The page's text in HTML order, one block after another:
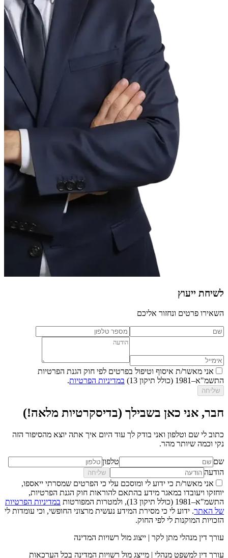
לשיחת ייעוץ
השאירו פרטים ונחזור אליכם
אני מאשר/ת איסוף וטיפול בפרטים לפי חוק הגנת הפרטיות
התשמ"א–1981 (כולל תיקון 13)
במדיניות הפרטיות.
שליחה
חבר, אני כאן בשבילך (בדיסקרטיות מלאה!)
כתוב לי שם וטלפון ואני בודק לך עוד היום איך אתה יוצא מהסיפור הזה
נקי וכמה שיותר מהר.
שם
טלפון
הודעה
שליחה
אני מאשר/ת כי ידוע לי ומוסכם עלי כי הפרטים שמסרתי ייאספו,
יוחזקו ויעובדו במאגר מידע בהתאם להוראות חוק הגנת הפרטיות,
התשמ"א–1981 (כולל תיקון 13), ולמטרות המפורטות
במדיניות הפרטיות
של האתר. ידוע לי כי מסירת המידע נעשית מרצוני החופשי, וכי עומדות לי
הזכויות המוקנות לי לפי החוק.
עורך דין מנהלי מתן לקר | ייצוג מול רשויות המדינה
עורך דין למשפט מנהלי | מייצג מול רשויות המדינה בכל הערכאות